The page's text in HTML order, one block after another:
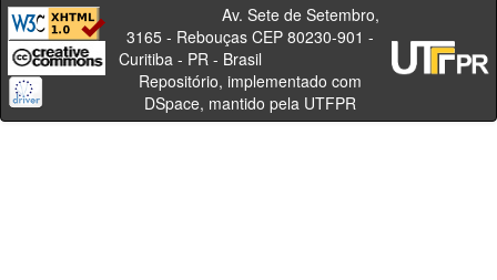
Av. Sete de Setembro,
3165 - Rebouças CEP 80230-901 -
Curitiba - PR - Brasil
Repositório, implementado com
DSpace, mantido pela UTFPR